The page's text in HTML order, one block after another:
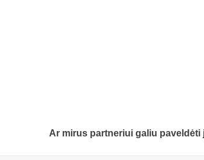
Ar mirus partneriui galiu paveldėti